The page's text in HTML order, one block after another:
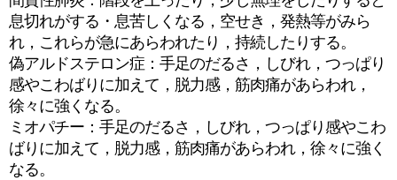
息切れがする・息苦しくなる，空せき，発熱等がみら
れ，これらが急にあらわれたり，持続したりする。
偽アルドステロン症：手足のだるさ，しびれ，つっぱり
感やこわばりに加えて，脱力感，筋肉痛があらわれ，
徐々に強くなる。
ミオパチー：手足のだるさ，しびれ，つっぱり感やこわ
ばりに加えて，脱力感，筋肉痛があらわれ，徐々に強く
なる。